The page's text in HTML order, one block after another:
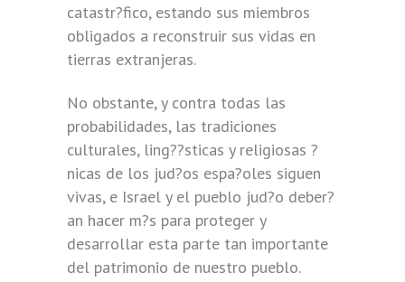
catastr?fico, estando sus miembros
obligados a reconstruir sus vidas en
tierras extranjeras.
No obstante, y contra todas las
probabilidades, las tradiciones
culturales, ling??sticas y religiosas ?
nicas de los jud?os espa?oles siguen
vivas, e Israel y el pueblo jud?o deber?
an hacer m?s para proteger y
desarrollar esta parte tan importante
del patrimonio de nuestro pueblo.